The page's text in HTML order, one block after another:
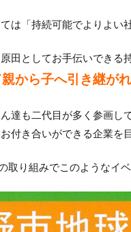
は「持続可能でよりよい
田としてお手伝いできる
から子へ引き継が
達も二代目が多く参画し
付き合いができる企業を
取り組みでこのようなイ